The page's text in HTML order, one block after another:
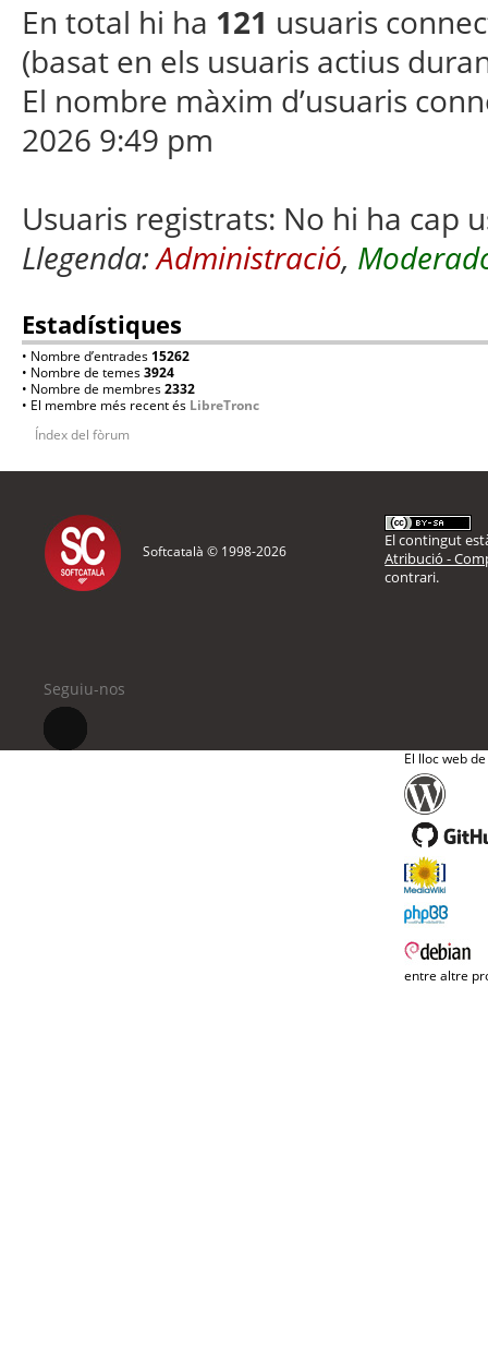
En total hi ha 121 usuaris
(basat en els usuaris actius
El nombre màxim d’usuaris
2026 9:49 pm
Usuaris registrats: No hi ha cap
Llegenda:Administració,
Estadístiques
• Nombre d’entrades 15262
• Nombre de temes3924
• Nombre de membres2332
• El membre més recent és LibreTronc
Índex del fòrum
Softcatalà © 1998-2026
El contingut
Atribució -
contrari.
Seguiu-nos
El lloc web
entre altre